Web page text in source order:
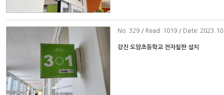
No . 329 / Read: 1019 / Date:
강진 도암초등학교 전자칠판 설치